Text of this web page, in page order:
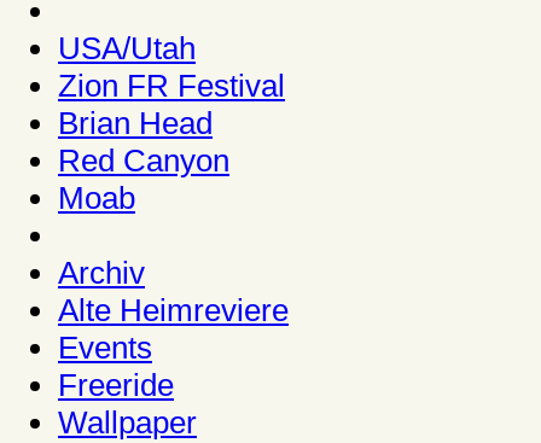
USA/Utah
Zion FR Festival
Brian Head
Red Canyon
Moab
Archiv
Alte Heimreviere
Events
Freeride
Wallpaper